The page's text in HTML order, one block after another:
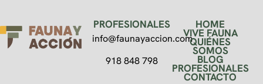
PROFESIONALES
info@faunayaccion.com
918 848 798
HOME
VIVE FAUNA
QUIÉNES
SOMOS
BLOG
PROFESIONALES
CONTACTO